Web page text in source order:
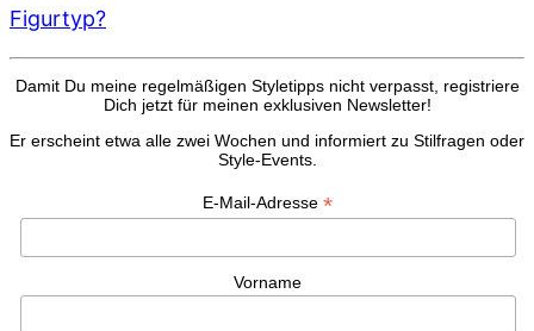
Figurtyp?
Damit Du meine regelmäßigen Styletipps nicht verpasst, registriere
Dich jetzt für meinen exklusiven Newsletter!
Er erscheint etwa alle zwei Wochen und informiert zu Stilfragen oder
Style-Events.
E-Mail-Adresse *
Vorname